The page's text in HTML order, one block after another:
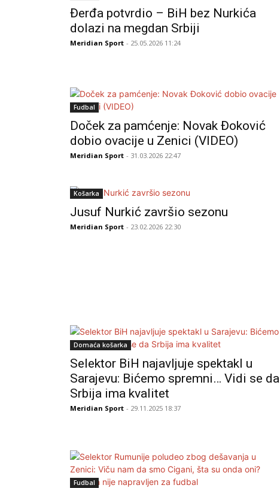
Đerđa potvrdio – BiH bez Nurkića
dolazi na megdan Srbiji
Meridian Sport - 25.05.2026 11:24
Fudbal
Doček za pamćenje: Novak Đoković
dobio ovacije u Zenici (VIDEO)
Meridian Sport - 31.03.2026 22:47
Košarka
Jusuf Nurkić završio sezonu
Meridian Sport - 23.02.2026 22:30
Domaća košarka
Selektor BiH najavljuje spektakl u
Sarajevu: Bićemo spremni… Vidi se da
Srbija ima kvalitet
Meridian Sport - 29.11.2025 18:37
Fudbal